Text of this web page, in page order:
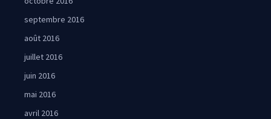
septembre 2016
août 2016
juillet 2016
juin 2016
mai 2016
avril 2016